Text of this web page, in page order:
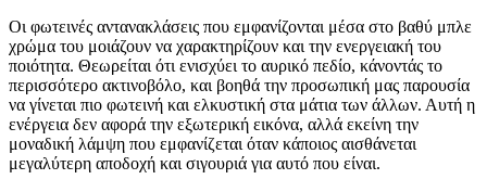
Οι φωτεινές αντανακλάσεις που εμφανίζονται μέσα στο βαθύ μπλε
χρώμα του μοιάζουν να χαρακτηρίζουν και την ενεργειακή του
ποιότητα. Θεωρείται ότι ενισχύει το αυρικό πεδίο, κάνοντάς το
περισσότερο ακτινοβόλο, και βοηθά την προσωπική μας παρουσία
να γίνεται πιο φωτεινή και ελκυστική στα μάτια των άλλων. Αυτή η
ενέργεια δεν αφορά την εξωτερική εικόνα, αλλά εκείνη την
μοναδική λάμψη που εμφανίζεται όταν κάποιος αισθάνεται
μεγαλύτερη αποδοχή και σιγουριά για αυτό που είναι.